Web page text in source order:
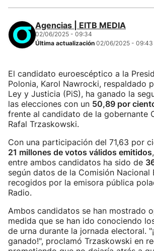
Agencias | EITB MEDIA
02/06/2025 - 09:34
Última actualización 02/06/2025 - 09:43
El candidato euroescéptico a la
Polonia, Karol Nawrocki, respaldado
Ley y Justicia (PiS), ha ganado la
las elecciones con un 50,89 por
frente al candidato de la gobernante
Rafal Trzaskowski.
Con una participación del 71,63 por
21 millones de votos válidos emitidos
entre ambos candidatos ha sido de
según datos de la Comisión Nacional
recogidos por la emisora pública
Radio.
Ambos candidatos se han mostrado
medida que se han ido conociendo
de urna durante la jornada electoral.
ganado!", proclamó Trzaskowski en